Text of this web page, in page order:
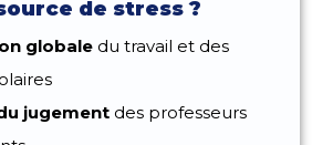
de stress ?
globale du travail et des
jugement des professeurs